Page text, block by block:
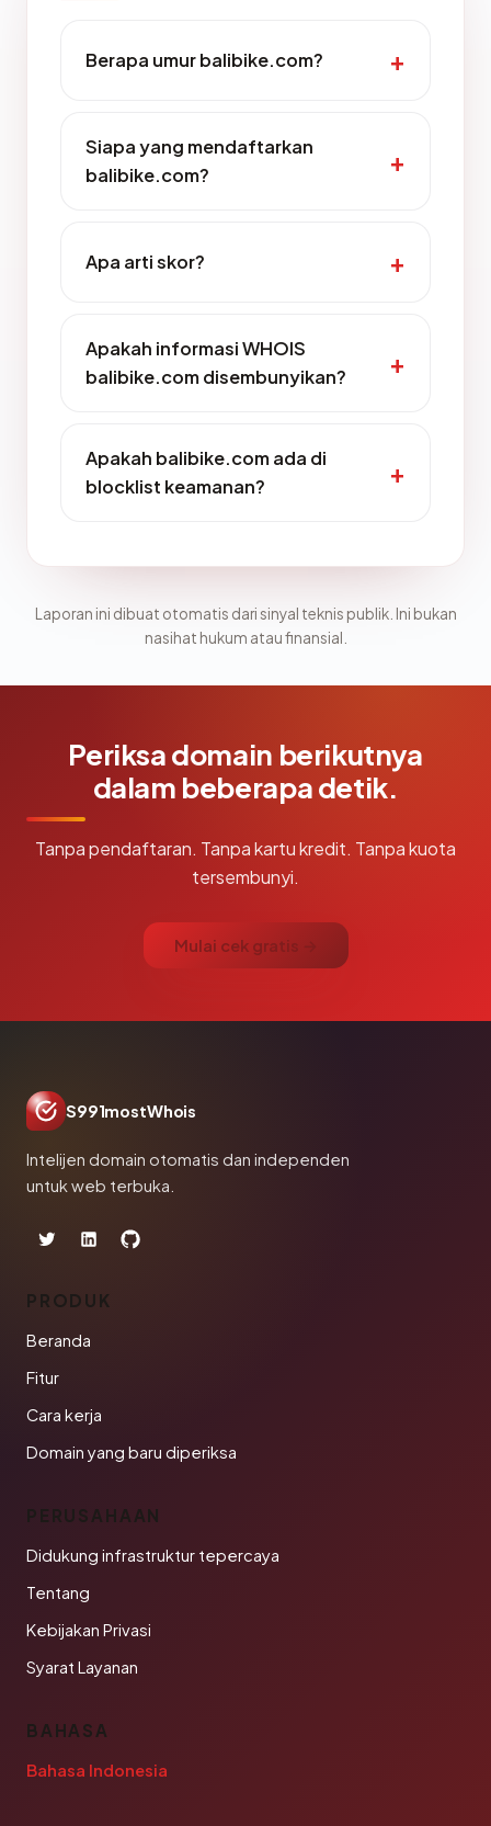
Berapa umur balibike.com?
Siapa yang mendaftarkan
balibike.com?
Apa arti skor?
Apakah informasi WHOIS
balibike.com disembunyikan?
Apakah balibike.com ada di
blocklist keamanan?
Laporan ini dibuat otomatis dari sinyal teknis publik. Ini bukan
nasihat hukum atau finansial.
Periksa domain berikutnya
dalam beberapa detik.
Tanpa pendaftaran. Tanpa kartu kredit. Tanpa kuota
tersembunyi.
Mulai cek gratis →
S991mostWhois
Intelijen domain otomatis dan independen
untuk web terbuka.
PRODUK
Beranda
Fitur
Cara kerja
Domain yang baru diperiksa
PERUSAHAAN
Didukung infrastruktur tepercaya
Tentang
Kebijakan Privasi
Syarat Layanan
BAHASA
Bahasa Indonesia